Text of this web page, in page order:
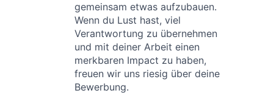
gemeinsam etwas aufzubauen.
Wenn du Lust hast, viel
Verantwortung zu übernehmen
und mit deiner Arbeit einen
merkbaren Impact zu haben,
freuen wir uns riesig über deine
Bewerbung.